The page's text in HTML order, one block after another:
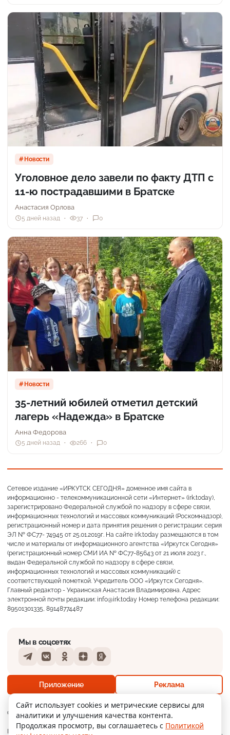
+18° Ощущается как +18
17 м/с 756 мм 73%
Новости
Уголовное дело завели по факту ДТП с
11-ю пострадавшими в Братске
Анастасия Орлова
5 дней назад 37 0
Новости
35-летний юбилей отметил детский
лагерь «Надежда» в Братске
Анна Федорова
5 дней назад 266 0
Сетевое издание «ИРКУТСК СЕГОДНЯ» доменное имя сайта в
информационно - телекоммуникационной сети «Интернет» (irk.today),
зарегистрировано Федеральной службой по надзору в сфере связи,
информационных технологий и массовых коммуникаций (Роскомнадзор),
регистрационный номер и дата принятия решения о регистрации: серия
ЭЛ № ФС77- 74945 от 25.01.2019г. На сайте irk.today размещаются в том
числе и материалы от информационного агентства «Иркутск Сегодня»
(регистрационный номер СМИ ИА № ФС77-85643 от 21 июля 2023 г.,
выдан Федеральной службой по надзору в сфере связи,
информационных технологий и массовых коммуникаций) с
соответствующей пометкой. Учредитель ООО «Иркутск Сегодня».
Главный редактор - Украинская Анастасия Владимировна. Адрес
электронной почты редакции: info@irk.today Номер телефона редакции:
89501301335, 89148774487
О нас Контакты Прислать новость
Реклама
Мобильное
Политика
Мы в соцсетях
TelegramVKontakteOdnoklassniki
DzenYandex
Приложение Реклама
Сайт использует cookies и метрические сервисы для
аналитики и улучшения качества контента.
Продолжая просмотр, вы соглашаетесь с Политикой